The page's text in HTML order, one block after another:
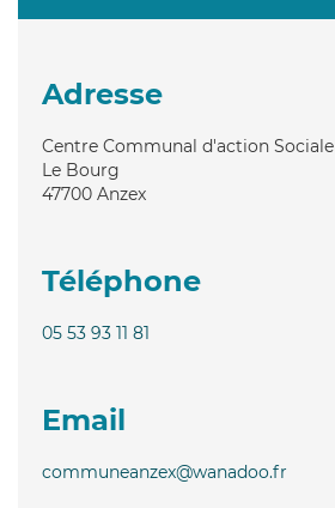
Adresse
Centre Communal d'action Sociale
Le Bourg
47700 Anzex
Téléphone
05 53 93 11 81
Email
communeanzex@wanadoo.fr